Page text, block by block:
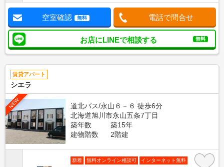
空室確認 無料 電話で問合せ
お店にLINEで相談する 無料
賃貸アパート
シエラ
NEW
道北バス/永山６－６ 徒歩6分
北海道旭川市永山五条7丁目
築年数
築15年
建物階数
2階建
新着 無料オンライン相談可 インターネット無料